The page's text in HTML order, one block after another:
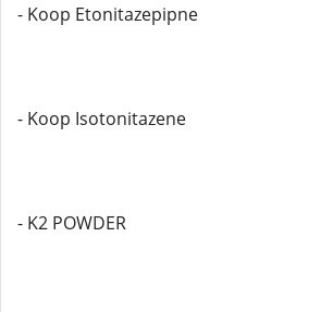
- Koop Etonitazepipne
- Koop Isotonitazene
- K2 POWDER